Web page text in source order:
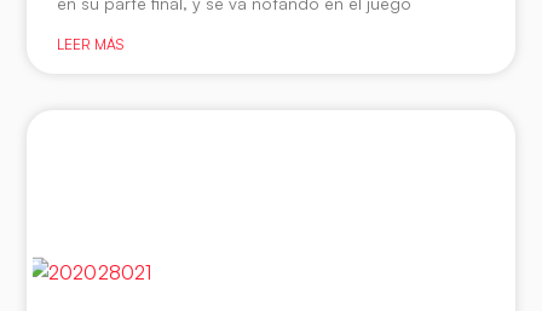
LEER MÁS